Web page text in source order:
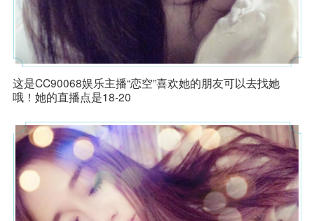
这是CC90068娱乐主播“恋空”喜欢她的朋友可以去找她
哦！她的直播点是18-20